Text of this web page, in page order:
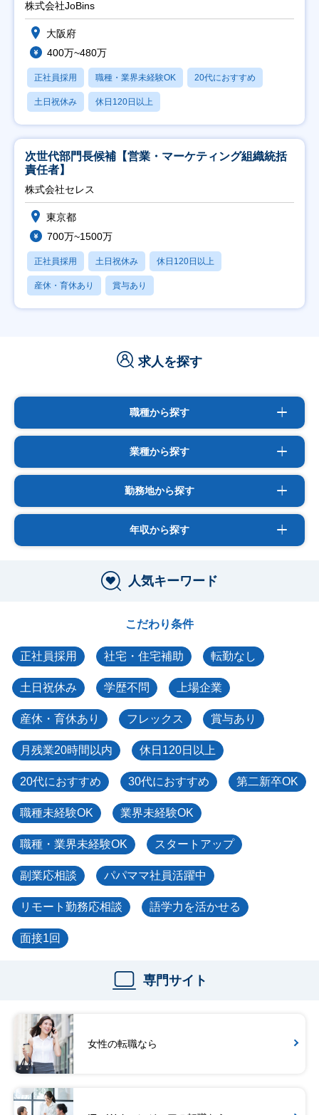
株式会社JoBins
大阪府
400万~480万
正社員採用 職種・業界未経験OK 20代におすすめ
土日祝休み 休日120日以上
次世代部門長候補【営業・マーケティング組織統括
責任者】
株式会社セレス
東京都
700万~1500万
正社員採用 土日祝休み 休日120日以上
産休・育休あり 賞与あり
求人を探す
職種から探す
業種から探す
勤務地から探す
年収から探す
人気キーワード
こだわり条件
正社員採用 社宅・住宅補助 転勤なし
土日祝休み 学歴不問 上場企業
産休・育休あり フレックス 賞与あり
月残業20時間以内 休日120日以上
20代におすすめ 30代におすすめ 第二新卒OK
職種未経験OK 業界未経験OK
職種・業界未経験OK スタートアップ
副業応相談 パパママ社員活躍中
リモート勤務応相談 語学力を活かせる
面接1回
専門サイト
女性の転職なら